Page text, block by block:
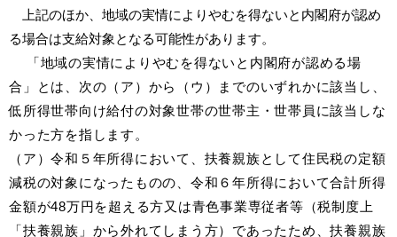
上記のほか、地域の実情によりやむを得ないと内閣府が認め
る場合は支給対象となる可能性があります。
「地域の実情によりやむを得ないと内閣府が認める場
合」とは、次の（ア）から（ウ）までのいずれかに該当し、
低所得世帯向け給付の対象世帯の世帯主・世帯員に該当しな
かった方を指します。
（ア）令和５年所得において、扶養親族として住民税の定額
減税の対象になったものの、令和６年所得において合計所得
金額が48万円を超える方又は青色事業専従者等（税制度上
「扶養親族」から外れてしまう方）であったため、扶養親族